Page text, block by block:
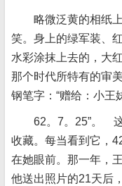
略微泛黄的相纸
笑。身上的绿军装、
水彩涂抹上去的，大
那个时代所特有的审
钢笔字：“赠给：小王
62。7。25”。
收藏。每当看到它，
在她眼前。那一年，
他送出照片的21天后